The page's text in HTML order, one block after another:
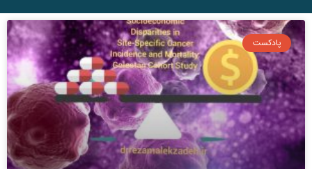
پادکست